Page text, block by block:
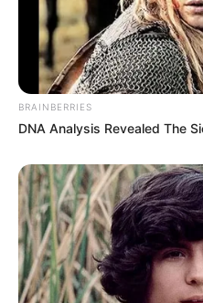
Reveja conteúdos que
capacitam profissionais
oficinas, totalizando 180 horas
📲Faça parte do canal do JASB
As informações são do
Edição Geral: JASB.
BRAINBERRIES
DNA Analysis Revealed The